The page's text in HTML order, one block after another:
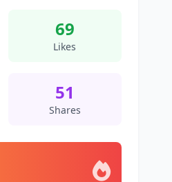
69
Likes
51
Shares